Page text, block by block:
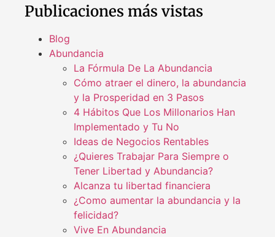
Publicaciones más vistas
Blog
Abundancia
La Fórmula De La Abundancia
Cómo atraer el dinero, la abundancia
y la Prosperidad en 3 Pasos
4 Hábitos Que Los Millonarios Han
Implementado y Tu No
Ideas de Negocios Rentables
¿Quieres Trabajar Para Siempre o
Tener Libertad y Abundancia?
Alcanza tu libertad financiera
¿Como aumentar la abundancia y la
felicidad?
Vive En Abundancia